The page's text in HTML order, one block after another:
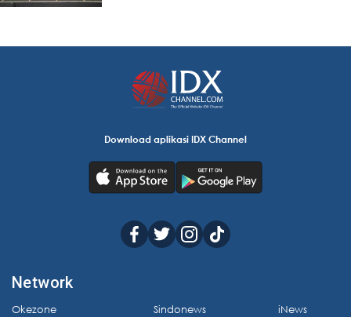
Download aplikasi IDX Channel
Network
Okezone
Sindonews
iNews